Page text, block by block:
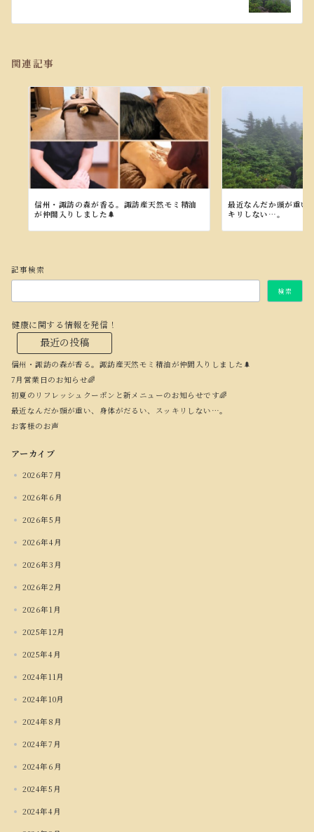
関連記事
信州・諏訪の森が香る。諏訪産天然モミ精油
が仲間入りしました🌲
最近なんだか頭が重い
キリしない…。
記事検索
検索
健康に関する情報を発信！
最近の投稿
信州・諏訪の森が香る。諏訪産天然モミ精油が仲間入りしました🌲
7月営業日のお知らせ🌈
初夏のリフレッシュクーポンと新メニューのお知らせです🌈
最近なんだか頭が重い、身体がだるい、スッキリしない…。
お客様のお声
アーカイブ
2026年7月
2026年6月
2026年5月
2026年4月
2026年3月
2026年2月
2026年1月
2025年12月
2025年4月
2024年11月
2024年10月
2024年8月
2024年7月
2024年6月
2024年5月
2024年4月